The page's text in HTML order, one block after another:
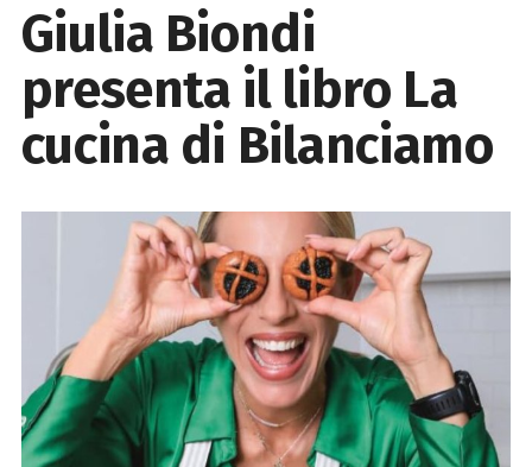
Giulia Biondi
presenta il libro La
cucina di Bilanciamo